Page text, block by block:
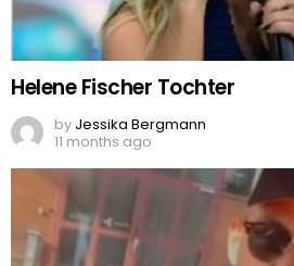
Helene Fischer Tochter
by Jessika Bergmann
11 months ago